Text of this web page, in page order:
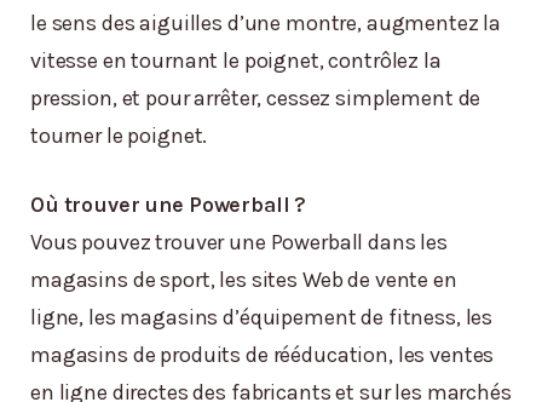
le sens des aiguilles d’une montre, augmentez la
vitesse en tournant le poignet, contrôlez la
pression, et pour arrêter, cessez simplement de
tourner le poignet.
Où trouver une Powerball ?
Vous pouvez trouver une Powerball dans les
magasins de sport, les sites Web de vente en
ligne, les magasins d’équipement de fitness, les
magasins de produits de rééducation, les ventes
en ligne directes des fabricants et sur les marchés